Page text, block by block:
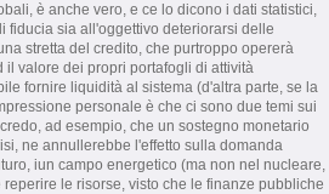
è anche vero, e ce lo dicono i dati statistici,
fiducia sia all'oggettivo deteriorarsi delle
stretta del credito, che purtroppo opererà
valore dei propri portafogli di attività
fornire liquidità al sistema (d'altra parte, se la
personale è che ci sono due temi sui
ad esempio, che un sostegno monetario
ne annullerebbe l'effetto sulla domanda
iun campo energetico (ma non nel nucleare,
le risorse, visto che le finanze pubbliche